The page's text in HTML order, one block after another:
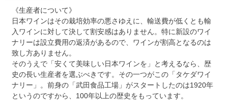
《生産者について》
日本ワインはその栽培効率の悪さゆえに、輸送費が低くとも輸
入ワインに対して決して割安感はありません。特に新設のワイ
ナリーは設立費用の返済があるので、ワインが割高となるのは
致し方ありません。
そのうえで「安くて美味しい日本ワインを」と考えるなら、歴
史の長い生産者を選ぶべきです。その一つがこの「タケダワイ
ナリー」。前身の「武田食品工場」がスタートしたのは1920年
というのですから、100年以上の歴史をもっています。